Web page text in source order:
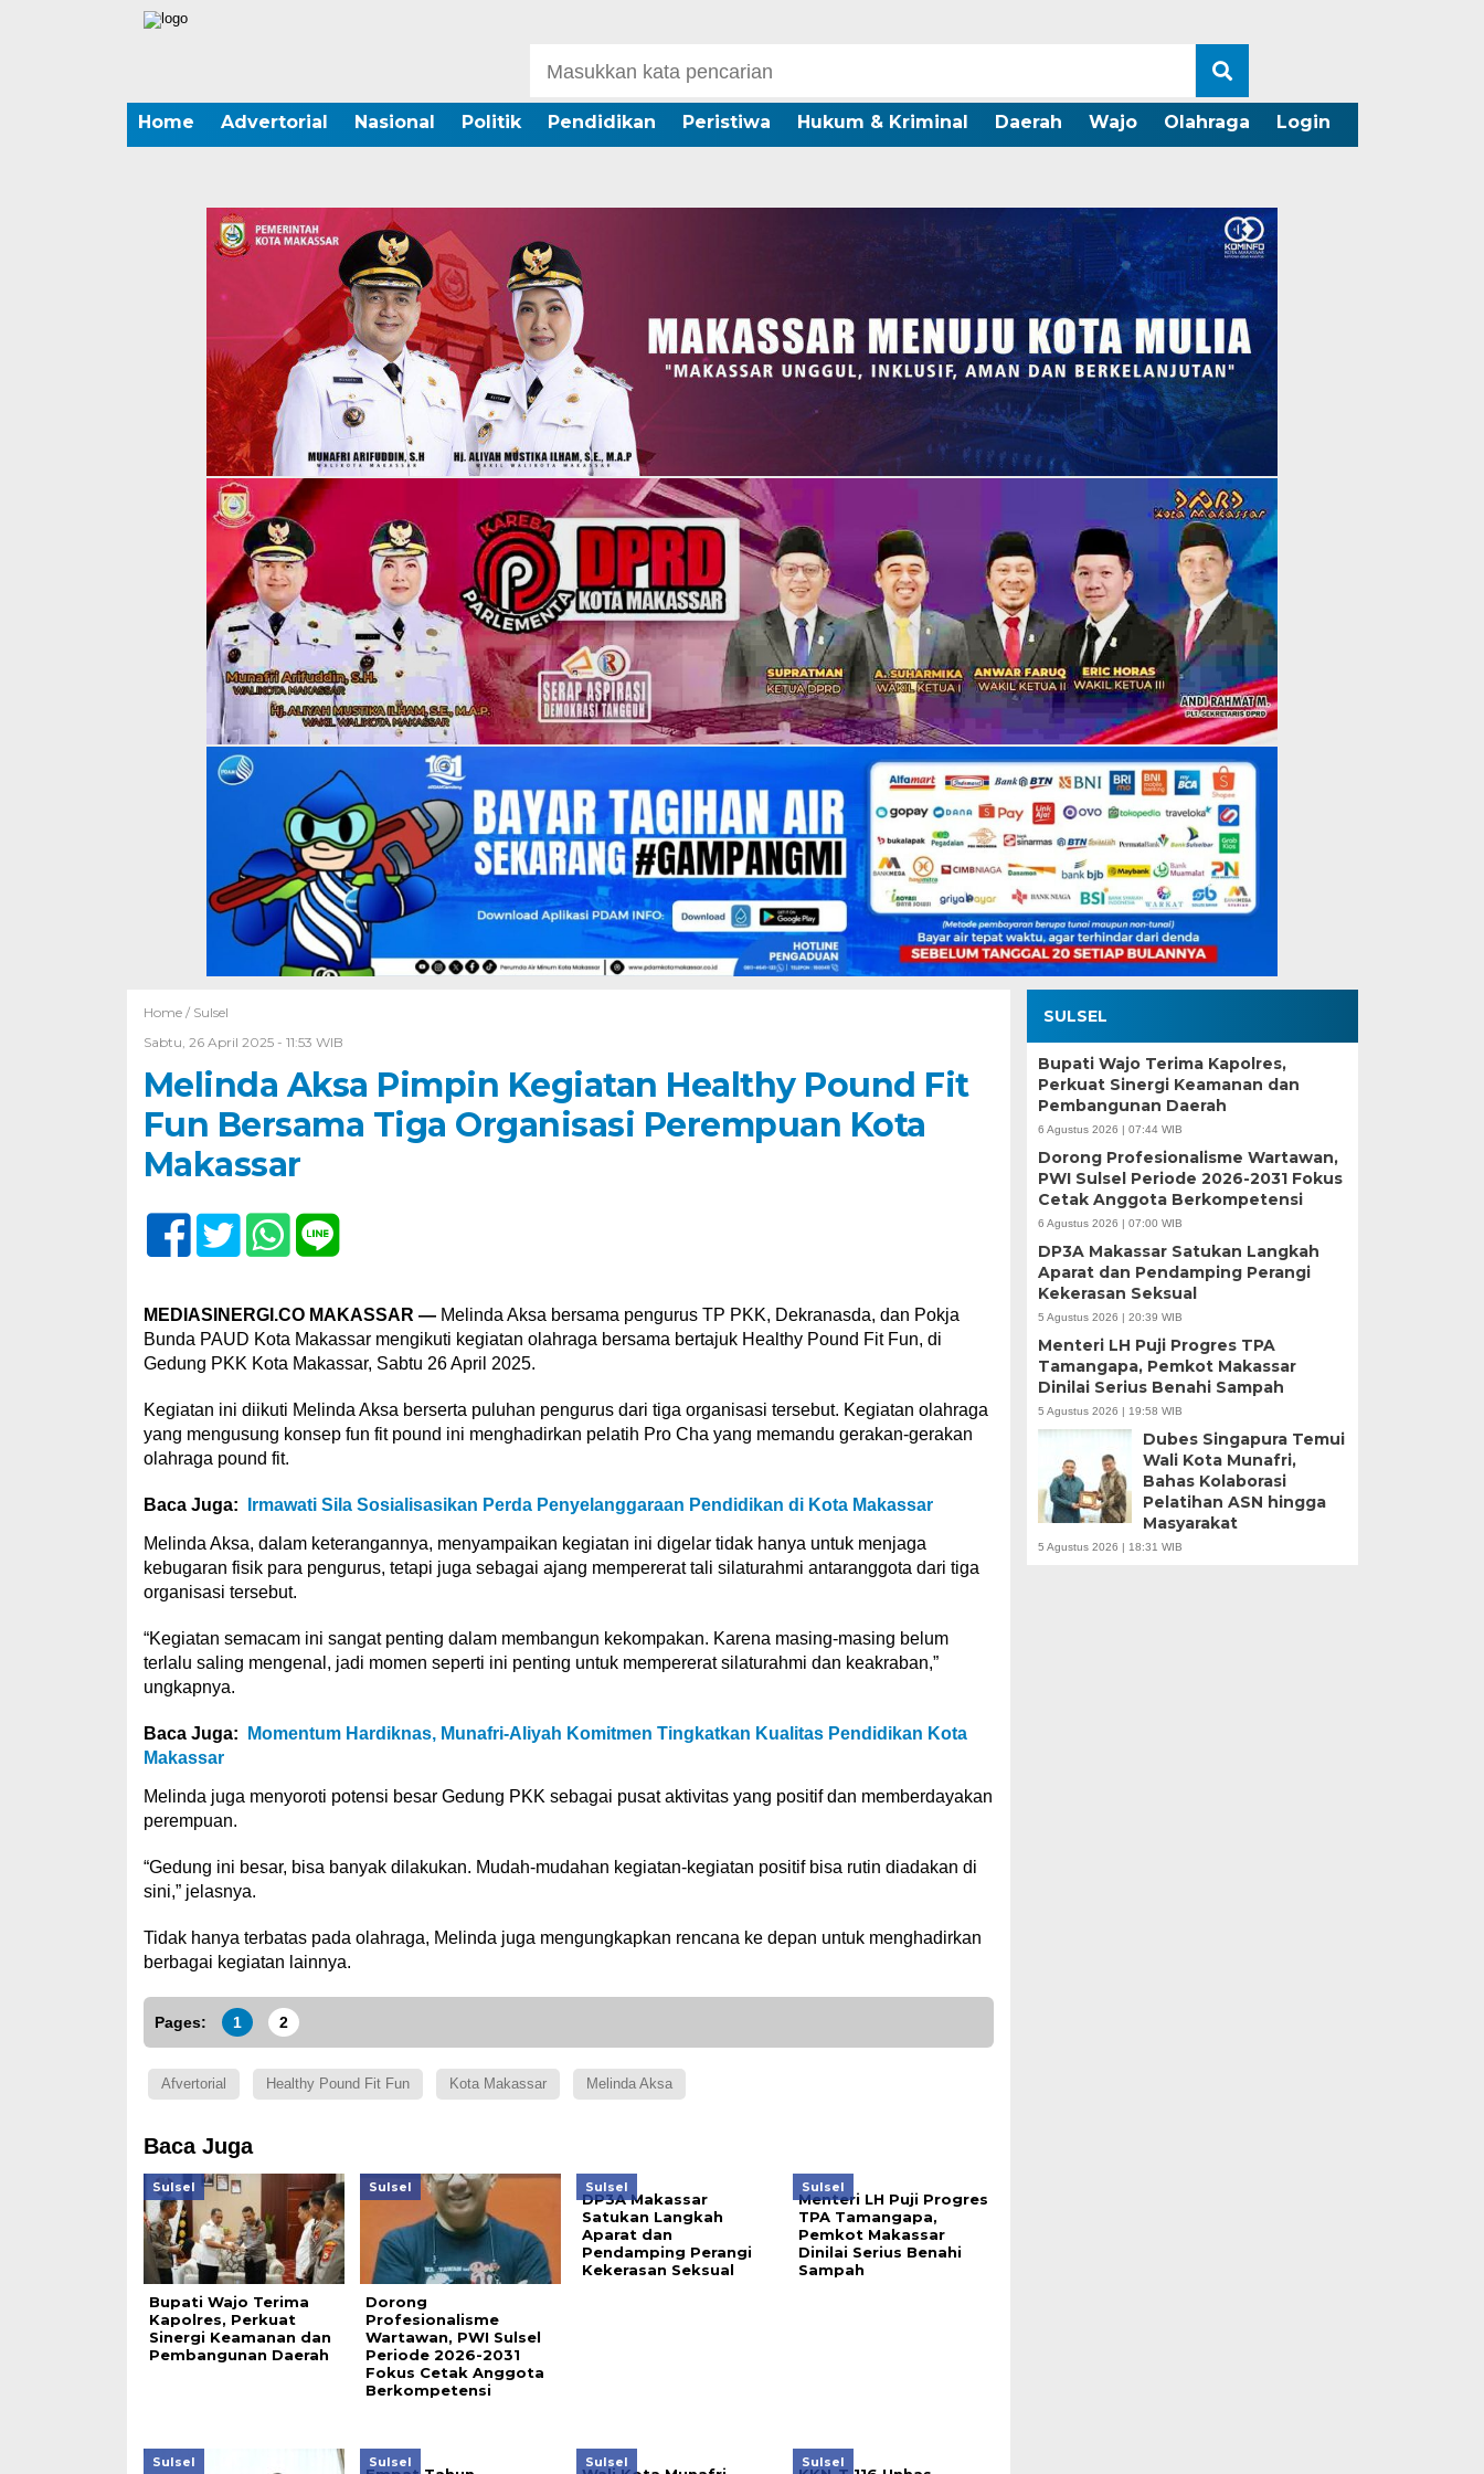
Home Advertorial Nasional Politik Pendidikan Peristiwa Hukum & Kriminal Daerah Wajo Olahraga Login
Home / Sulsel
Sabtu, 26 April 2025 - 11:53 WIB
Melinda Aksa Pimpin Kegiatan Healthy Pound Fit
Fun Bersama Tiga Organisasi Perempuan Kota
Makassar
MEDIASINERGI.CO MAKASSAR —Melinda Aksa bersama pengurus TP PKK, Dekranasda, dan Pokja
Bunda PAUD Kota Makassar mengikuti kegiatan olahraga bersama bertajuk Healthy Pound Fit Fun, di
Gedung PKK Kota Makassar, Sabtu 26 April 2025.
Kegiatan ini diikuti Melinda Aksa berserta puluhan pengurus dari tiga organisasi tersebut. Kegiatan olahraga
yang mengusung konsep fun fit pound ini menghadirkan pelatih Pro Cha yang memandu gerakan-gerakan
olahraga pound fit.
Baca Juga: Irmawati Sila Sosialisasikan Perda Penyelanggaraan Pendidikan di Kota Makassar
Melinda Aksa, dalam keterangannya, menyampaikan kegiatan ini digelar tidak hanya untuk menjaga
kebugaran fisik para pengurus, tetapi juga sebagai ajang mempererat tali silaturahmi antaranggota dari tiga
organisasi tersebut.
“Kegiatan semacam ini sangat penting dalam membangun kekompakan. Karena masing-masing belum
terlalu saling mengenal, jadi momen seperti ini penting untuk mempererat silaturahmi dan keakraban,”
ungkapnya.
Baca Juga:
Momentum Hardiknas, Munafri-Aliyah Komitmen Tingkatkan Kualitas Pendidikan Kota
Makassar
Melinda juga menyoroti potensi besar Gedung PKK sebagai pusat aktivitas yang positif dan memberdayakan
perempuan.
“Gedung ini besar, bisa banyak dilakukan. Mudah-mudahan kegiatan-kegiatan positif bisa rutin diadakan di
sini,” jelasnya.
Tidak hanya terbatas pada olahraga, Melinda juga mengungkapkan rencana ke depan untuk menghadirkan
berbagai kegiatan lainnya.
Pages: 1 2
Afvertorial Healthy Pound Fit Fun Kota Makassar Melinda Aksa
Baca Juga
Sulsel
Bupati Wajo Terima
Kapolres, Perkuat
Sinergi Keamanan dan
Pembangunan Daerah
Sulsel
Dorong
Profesionalisme
Wartawan, PWI Sulsel
Periode 2026-2031
Fokus Cetak Anggota
Berkompetensi
Sulsel
DP3A Makassar
Satukan Langkah
Aparat dan
Pendamping Perangi
Kekerasan Seksual
Sulsel
Menteri LH Puji Progres
TPA Tamangapa,
Pemkot Makassar
Dinilai Serius Benahi
Sampah
Sulsel Sulsel Sulsel Sulsel
SULSEL
Bupati Wajo Terima Kapolres,
Perkuat Sinergi Keamanan dan
Pembangunan Daerah
6 Agustus 2026 | 07:44 WIB
Dorong Profesionalisme Wartawan,
PWI Sulsel Periode 2026-2031 Fokus
Cetak Anggota Berkompetensi
6 Agustus 2026 | 07:00 WIB
DP3A Makassar Satukan Langkah
Aparat dan Pendamping Perangi
Kekerasan Seksual
5 Agustus 2026 | 20:39 WIB
Menteri LH Puji Progres TPA
Tamangapa, Pemkot Makassar
Dinilai Serius Benahi Sampah
5 Agustus 2026 | 19:58 WIB
Dubes Singapura Temui
Wali Kota Munafri,
Bahas Kolaborasi
Pelatihan ASN hingga
Masyarakat
5 Agustus 2026 | 18:31 WIB